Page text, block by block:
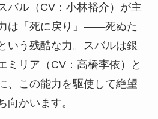
バル（CV：小林裕介）が主
は「死に戻り」——死ぬた
いう残酷な力。スバルは銀
ミリア（CV：高橋李依）と
、この能力を駆使して絶望
向かいます。